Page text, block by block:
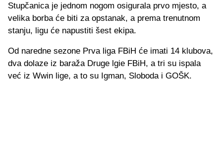
Stupčanica je jednom nogom osigurala prvo mjesto, a
velika borba će biti za opstanak, a prema trenutnom
stanju, ligu će napustiti šest ekipa.
Od naredne sezone Prva liga FBiH će imati 14 klubova,
dva dolaze iz baraža Druge lgie FBiH, a tri su ispala
već iz Wwin lige, a to su Igman, Sloboda i GOŠK.